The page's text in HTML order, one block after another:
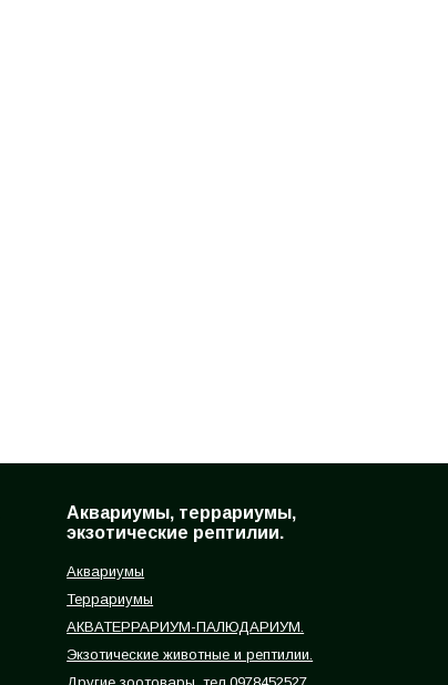
Аквариумы, террариумы,
экзотические рептилии.
Аквариумы
Террариумы
АКВАТЕРРАРИУМ-ПАЛЮДАРИУМ.
Экзотические животные и рептилии.